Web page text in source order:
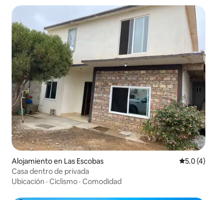
Alojamiento en Las Escobas
5.0 (4)
Casa dentro de privada
Ubicación · Ciclismo · Comodidad